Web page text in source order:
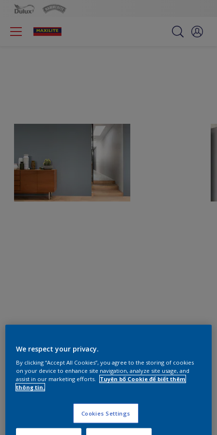
We respect your privacy.
By clicking “Accept All Cookies”, you agree to the storing of cookies
on your device to enhance site navigation, analyze site usage, and
assist in our marketing efforts.
Tuyên bố Cookie để biết thêm
thông tin.
Cookies Settings